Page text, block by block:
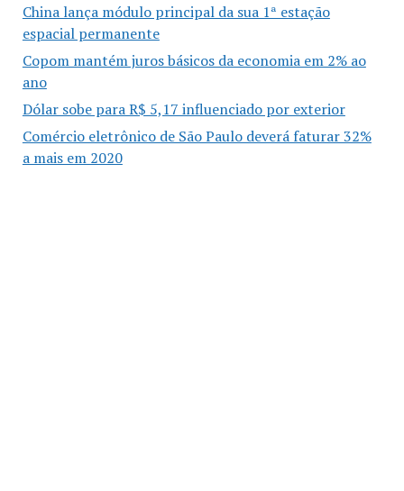
China lança módulo principal da sua 1ª estação
espacial permanente
Copom mantém juros básicos da economia em 2% ao
ano
Dólar sobe para R$ 5,17 influenciado por exterior
Comércio eletrônico de São Paulo deverá faturar 32%
a mais em 2020